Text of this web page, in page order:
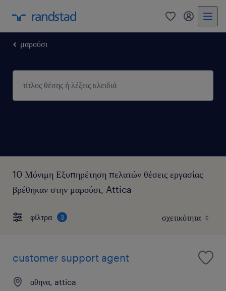
0 my
μαρούσι
10 Μόνιμη Εξυπηρέτηση πελατών θέσεις εργασίας
βρέθηκαν στην μαρούσι, Attica
φίλτρα 3
customer support agent
αθηνα, attica